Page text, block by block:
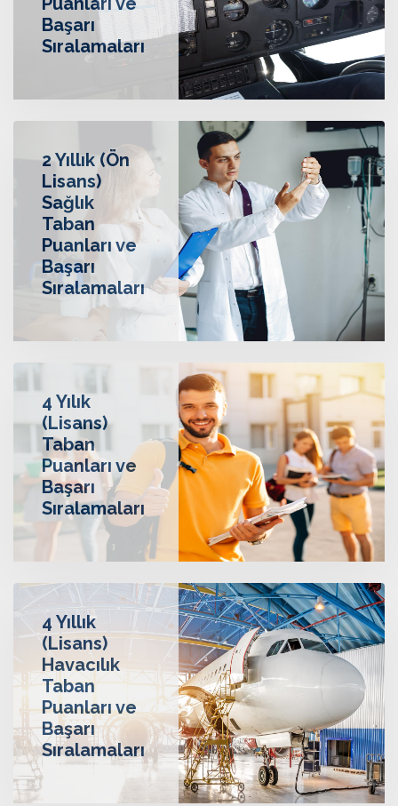
Puanları ve
Başarı
Sıralamaları
2 Yıllık (Ön
Lisans)
Sağlık
Taban
Puanları ve
Başarı
Sıralamaları
4 Yılık
(Lisans)
Taban
Puanları ve
Başarı
Sıralamaları
4 Yıllık
(Lisans)
Havacılık
Taban
Puanları ve
Başarı
Sıralamaları